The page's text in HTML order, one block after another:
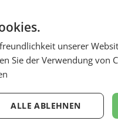
Bernhard Gilly
unserer
Sie der Verwendung von
ALLE ABLEHNEN